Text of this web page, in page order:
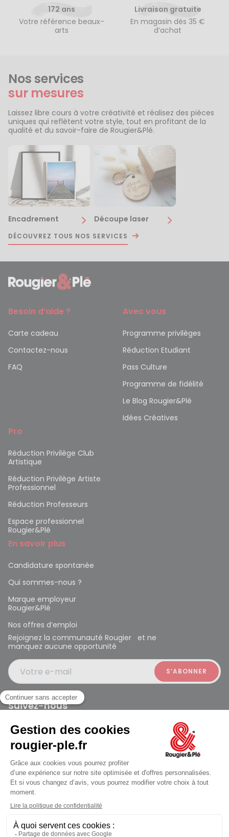
jusqu'au Lundi à 09:30
172 ans
Votre référence beaux-
arts
Livraison gratuite
En magasin dès 35 €
d’achat
Nos services
sur mesures
Laissez libre cours à votre créativité et réalisez des pièces
uniques qui reflètent votre style, tout en profitant de la
qualité et du savoir-faire de Rougier&Plé.
Encadrement Découpe laser
DÉCOUVREZ TOUS NOS SERVICES
Besoin d’aide ?
Carte cadeau
Contactez-nous
FAQ
Avec vous
Programme privilèges
Réduction Etudiant
Pass Culture
Programme de fidélité
Le Blog Rougier&Plé
Idées Créatives
Pro
Réduction Privilège Club
Artistique
Réduction Privilège Artiste
Professionnel
Réduction Professeurs
Espace professionnel
Rougier&Plé
En savoir plus
Candidature spontanée
Qui sommes-nous ?
Marque employeur
Rougier&Plé
Nos offres d’emploi
Rejoignez la communauté Rougier et ne
manquez aucune opportunité
Votre e-mail
Suivez-nous
Rougier et Plé 2024 Copyright
Mentions légales
Conditions générales des ventes